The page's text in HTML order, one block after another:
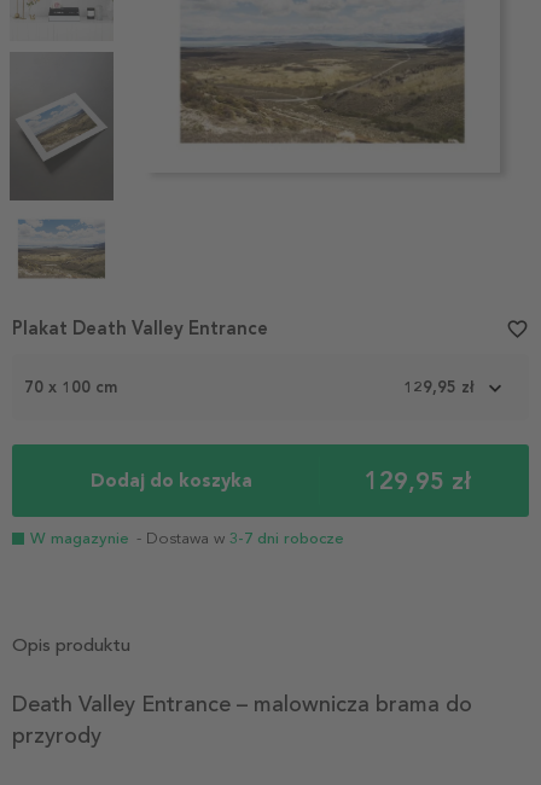
Item
4
70 x 100 cm 129,95 zł
Dodaj do koszyka 129,95 zł
W magazynie - Dostawa w 3-7 dni robocze
Plakat Death Valley Entrance favorite_border
Opis produktu
Death Valley Entrance – malownicza brama do
przyrody